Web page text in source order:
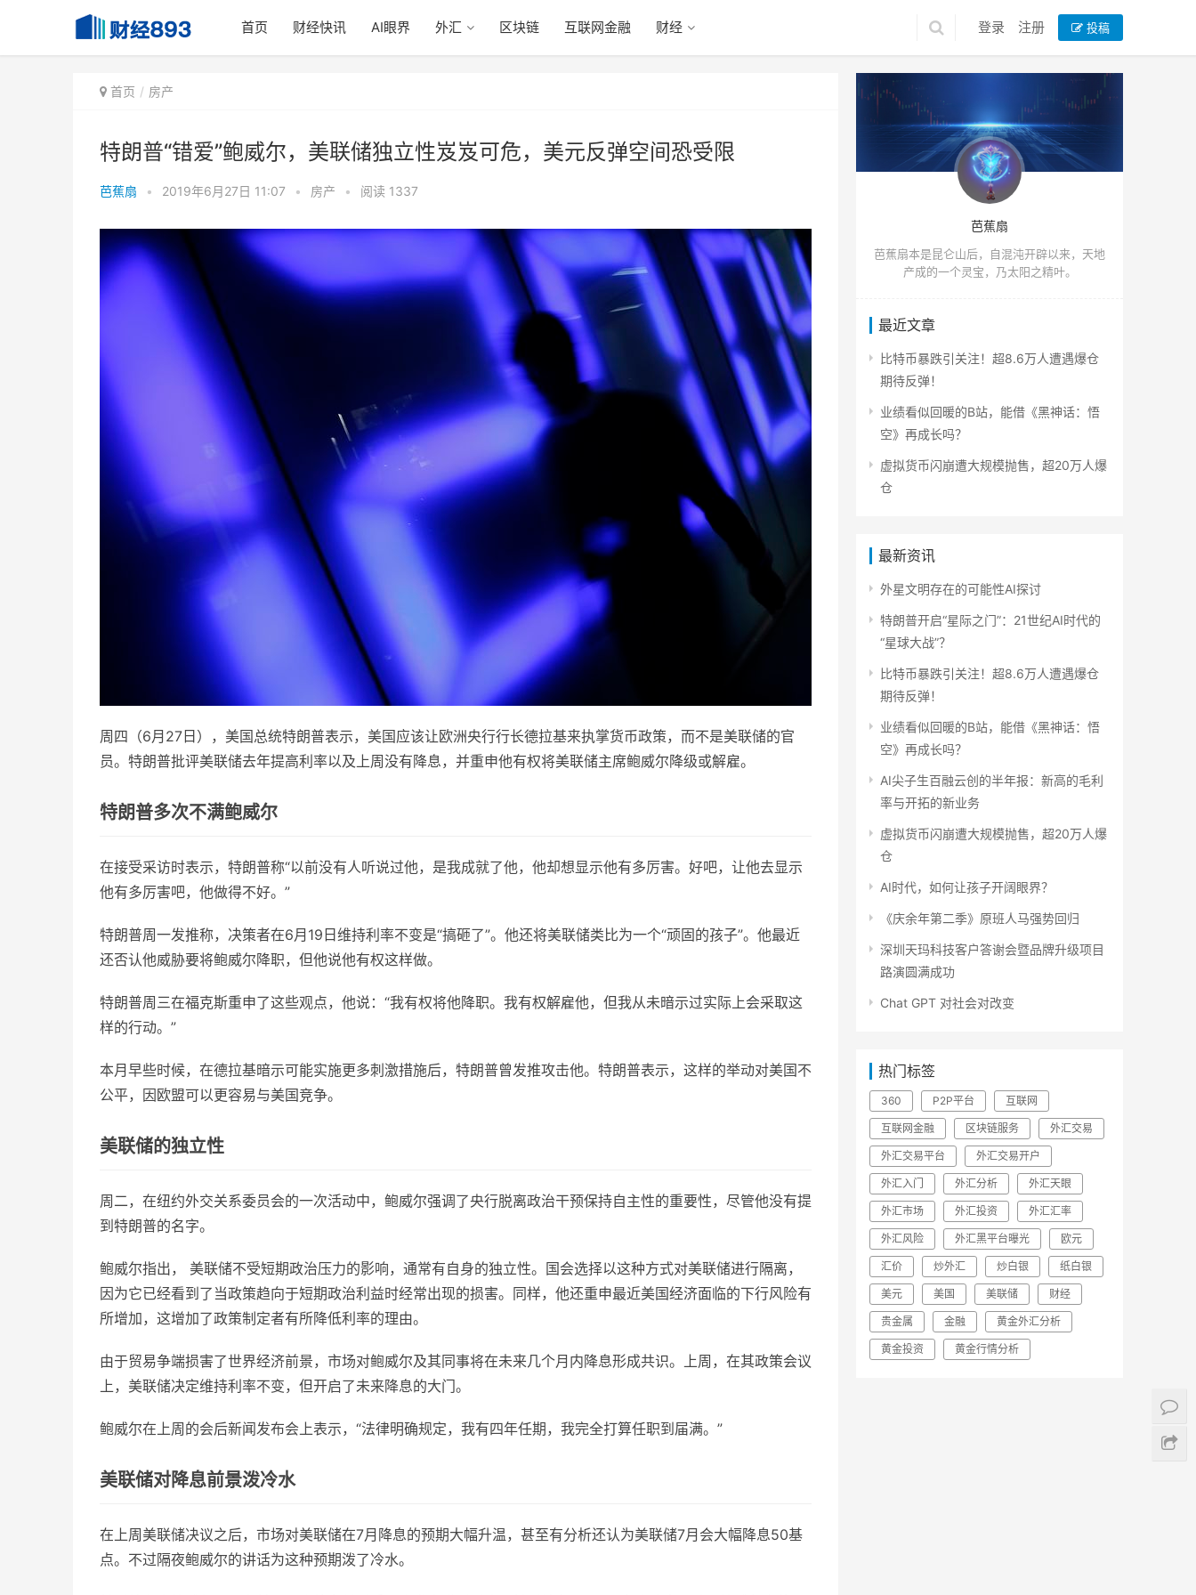
首页 财经快讯 AI眼界 外汇 区块链 互联网金融 财经 登录 注册 投稿
首页 房产
特朗普“错爱”鲍威尔，美联储独立性岌岌可危，美元反弹空间恐受限
芭蕉扇 • 2019年6月27日 11:07 • 房产 • 阅读 1337
周四（6月27日），美国总统特朗普表示，美国应该让欧洲央行行长德拉基来执掌货币政策，而不是美联储的官
员。特朗普批评美联储去年提高利率以及上周没有降息，并重申他有权将美联储主席鲍威尔降级或解雇。
特朗普多次不满鲍威尔
在接受采访时表示，特朗普称“以前没有人听说过他，是我成就了他，他却想显示他有多厉害。好吧，让他去显示
他有多厉害吧，他做得不好。”
特朗普周一发推称，决策者在6月19日维持利率不变是“搞砸了”。他还将美联储类比为一个“顽固的孩子”。他最近
还否认他威胁要将鲍威尔降职，但他说他有权这样做。
特朗普周三在福克斯重申了这些观点，他说：“我有权将他降职。我有权解雇他，但我从未暗示过实际上会采取这
样的行动。”
本月早些时候，在德拉基暗示可能实施更多刺激措施后，特朗普曾发推攻击他。特朗普表示，这样的举动对美国不
公平，因欧盟可以更容易与美国竞争。
美联储的独立性
周二，在纽约外交关系委员会的一次活动中，鲍威尔强调了央行脱离政治干预保持自主性的重要性，尽管他没有提
到特朗普的名字。
鲍威尔指出， 美联储不受短期政治压力的影响，通常有自身的独立性。国会选择以这种方式对美联储进行隔离，
因为它已经看到了当政策趋向于短期政治利益时经常出现的损害。同样，他还重申最近美国经济面临的下行风险有
所增加，这增加了政策制定者有所降低利率的理由。
由于贸易争端损害了世界经济前景，市场对鲍威尔及其同事将在未来几个月内降息形成共识。上周，在其政策会议
上，美联储决定维持利率不变，但开启了未来降息的大门。
鲍威尔在上周的会后新闻发布会上表示，“法律明确规定，我有四年任期，我完全打算任职到届满。”
美联储对降息前景泼冷水
在上周美联储决议之后，市场对美联储在7月降息的预期大幅升温，甚至有分析还认为美联储7月会大幅降息50基
点。不过隔夜鲍威尔的讲话为这种预期泼了冷水。
芭蕉扇
芭蕉扇本是昆仑山后，自混沌开辟以来，天地
产成的一个灵宝，乃太阳之精叶。
最近文章
比特币暴跌引关注！超8.6万人遭遇爆仓
期待反弹！
业绩看似回暖的B站，能借《黑神话：悟
空》再成长吗？
虚拟货币闪崩遭大规模抛售，超20万人爆
仓
最新资讯
外星文明存在的可能性AI探讨
特朗普开启“星际之门”：21世纪AI时代的
“星球大战”？
比特币暴跌引关注！超8.6万人遭遇爆仓
期待反弹！
业绩看似回暖的B站，能借《黑神话：悟
空》再成长吗？
AI尖子生百融云创的半年报：新高的毛利
率与开拓的新业务
虚拟货币闪崩遭大规模抛售，超20万人爆
仓
AI时代，如何让孩子开阔眼界？
《庆余年第二季》原班人马强势回归
深圳天玛科技客户答谢会暨品牌升级项目
路演圆满成功
Chat GPT 对社会对改变
热门标签
360 P2P平台 互联网
互联网金融 区块链服务 外汇交易
外汇交易平台 外汇交易开户
外汇入门 外汇分析 外汇天眼
外汇市场 外汇投资 外汇汇率
外汇风险 外汇黑平台曝光 欧元
汇价 炒外汇 炒白银 纸白银
美元 美国 美联储 财经
贵金属 金融 黄金外汇分析
黄金投资 黄金行情分析